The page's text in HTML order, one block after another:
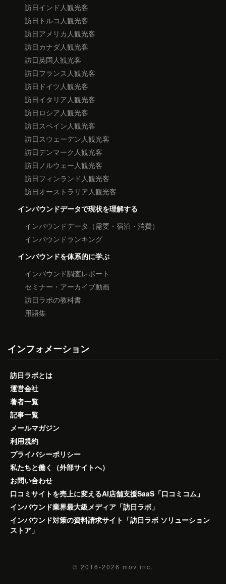
訪日インド人観光客
訪日トルコ人観光客
訪日アメリカ人観光客
訪日カナダ人観光客
訪日英国人観光客
訪日フランス人観光客
訪日ドイツ人観光客
訪日イタリア人観光客
訪日ロシア人観光客
訪日スペイン人観光客
訪日スウェーデン人観光客
訪日デンマーク人観光客
訪日ノルウェー人観光客
訪日フィンランド人観光客
訪日オーストラリア人観光客
インバウンドデータで現状を理解する
インバウンドデータ（需要・宿泊・消費）
インバウンドランキング
インバウンドを体系的に学ぶ
インバウンド調査レポート
セミナー・アーカイブ動画
訪日ラボの教科書
用語集
インフォメーション
訪日ラボとは
運営会社
著者一覧
記事一覧
メールマガジン
利用規約
プライバシーポリシー
私たちと働く（外部サイトへ）
お問い合わせ
口コミサイトを売上に変えるAI店舗支援SaaS「口コミコム」
インバウンド業界最大級メディア「訪日ラボ」
インバウンド対策の資料請求サイト「訪日ラボ ソリューション
ストア」
© 2016-2026 mov inc.